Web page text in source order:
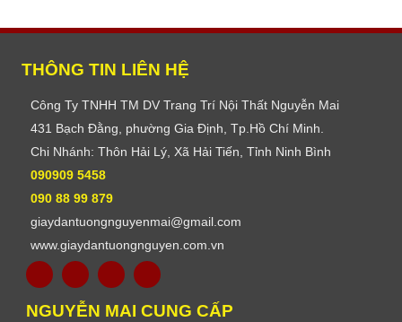
THÔNG TIN LIÊN HỆ
Công Ty TNHH TM DV Trang Trí Nội Thất Nguyễn Mai
431 Bạch Đằng, phường Gia Định, Tp.Hồ Chí Minh.
Chi Nhánh: Thôn Hải Lý, Xã Hải Tiến, Tỉnh Ninh Bình
090909 5458
090 88 99 879
giaydantuongnguyenmai@gmail.com
www.giaydantuongnguyen.com.vn
NGUYỄN MAI CUNG CẤP